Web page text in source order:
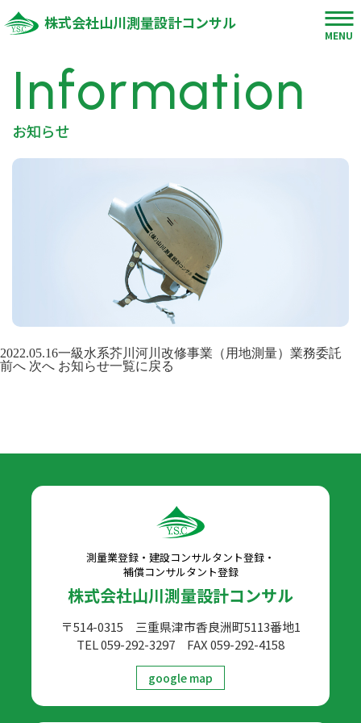
株式会社山川測量設計コンサル
MENU
Information
お知らせ
2022.05.16一級水系芥川河川改修事業（用地測量）業務委託
前へ 次へ お知らせ一覧に戻る
測量業登録・建設コンサルタント登録・
補償コンサルタント登録
株式会社山川測量設計コンサル
〒514-0315 三重県津市香良洲町5113番地1
TEL 059-292-3297 FAX 059-292-4158
google map